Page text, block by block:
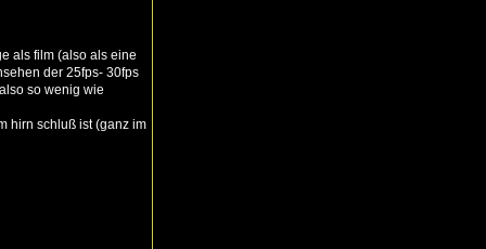
als film (also als eine
der 25fps- 30fps
so wenig wie
hirn schluß ist (ganz im